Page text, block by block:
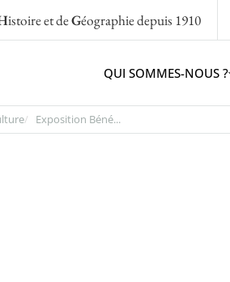
istoire et deGéographiedepuis 1910
QUI SOMMES-NOUS ?
Exposition Béné...